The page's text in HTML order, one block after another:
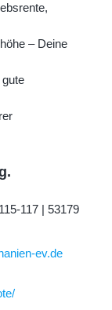
– Deine
117 | 53179
ev.de